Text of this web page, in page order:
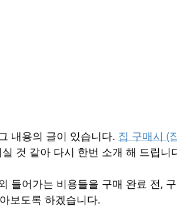
내용의 글이 있습니다. 집 구매시 (
것 같아 다시 한번 소개 해 드립니
들어가는 비용들을 구매 완료 전,
보도록 하겠습니다.